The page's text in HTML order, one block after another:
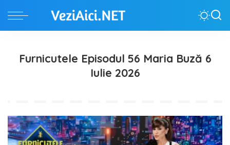
Furnicutele Episodul 56 Maria Buză 6
Iulie 2026